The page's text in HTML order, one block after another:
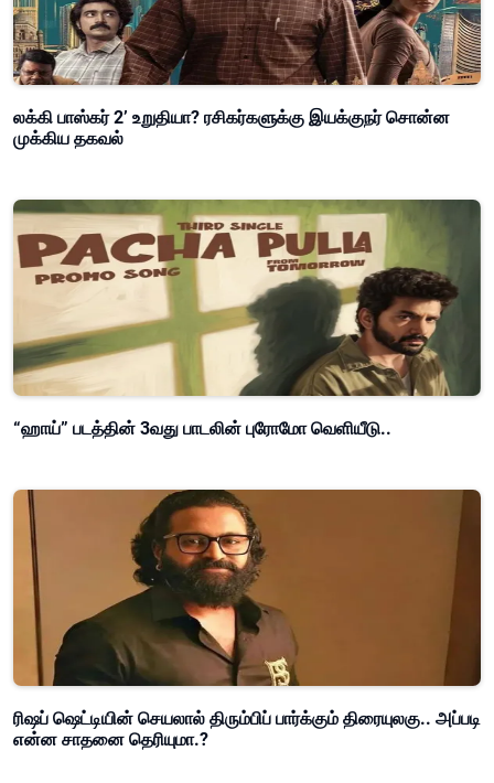
லக்கி பாஸ்கர் 2’ உறுதியா? ரசிகர்களுக்கு இயக்குநர் சொன்ன
முக்கிய தகவல்
“ஹாய்” படத்தின் 3வது பாடலின் புரோமோ வெளியீடு..
ரிஷப் ஷெட்டியின் செயலால் திரும்பிப் பார்க்கும் திரையுலகு.. அப்படி
என்ன சாதனை தெரியுமா.?